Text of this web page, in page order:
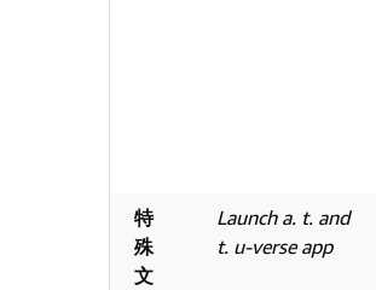
特
殊
文
Launch a. t. and
t. u-verse app